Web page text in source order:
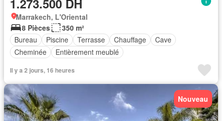
Marrakech, L'Oriental
8 Pièces
350 m²
Bureau
Piscine Terrasse Chauffage
Cave
Cheminée
Entièrement meublé
Il y a 2 jours, 16 heures
Nouveau